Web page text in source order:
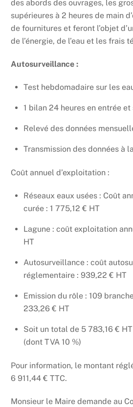
des abords des ouvrages, les
supérieures à 2 heures de main
de fournitures et feront l’objet
de l’énergie, de l’eau et les frais
Autosurveillance :
Test hebdomadaire sur les
1 bilan 24 heures en entrée
Relevé des données
Transmission des données à
Coût annuel d’exploitation :
Réseaux eaux usées : Coût
curée : 1 775,12 € HT
Lagune : coût exploitation
HT
Autosurveillance : coût
réglementaire : 939,22 € HT
Emission du rôle : 109
233,26 € HT
Soit un total de 5 783,16 € HT
(dont TVA 10 %)
Pour information, le montant
6 911,44 € TTC.
Monsieur le Maire demande au